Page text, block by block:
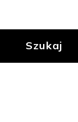
Szukaj